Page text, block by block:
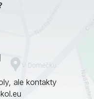
ale kontakty